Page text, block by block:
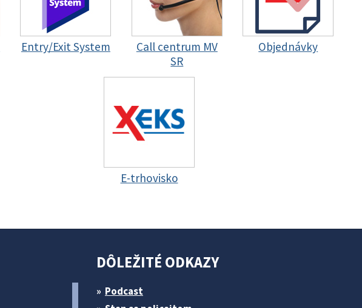
Entry/Exit System
Call centrum MV
SR
Objednávky
E-trhovisko
DÔLEŽITÉ ODKAZY
Podcast